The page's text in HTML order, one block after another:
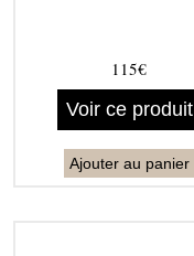
115€
Voir ce produit
Ajouter au panier